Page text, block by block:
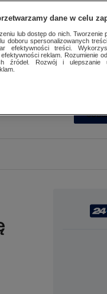
dane w celu
lub dostęp do nich. Tworzenie
doboru spersonalizowanych
efektywności treści.
reklam. Rozumienie
źródeł. Rozwój i ulepszanie